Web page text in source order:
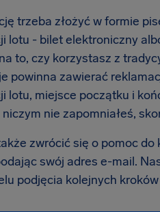
trzeba złożyć w formie
lotu - bilet elektroniczny
to, czy korzystasz z
powinna zawierać
lotu, miejsce początku i
niczym nie zapomniałeś,
zwrócić się o pomoc
swój adres e-mail.
podjęcia kolejnych